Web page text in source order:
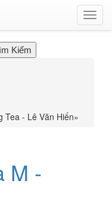
Tea - Lê Văn Hiến»
M -